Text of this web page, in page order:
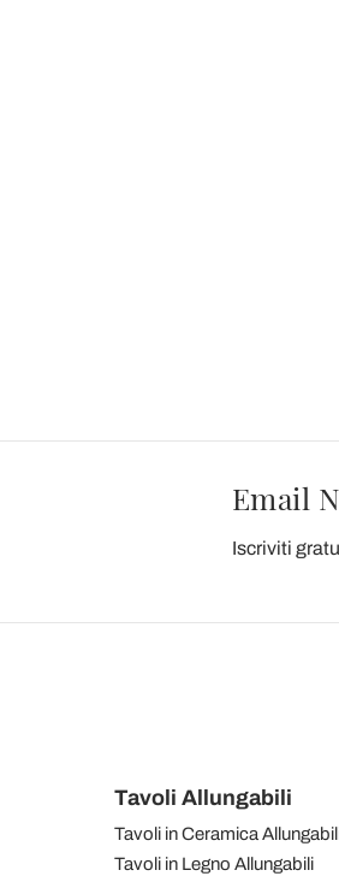
Email
Iscriviti
Tavoli Allungabili
Tavoli in Ceramica
Tavoli in Legno Allungabili